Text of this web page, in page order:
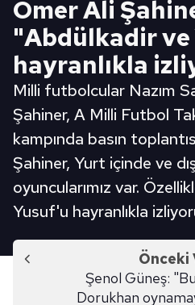
Ömer Ali
"Abdülkadir
hayranlıkla
Milli futbolcular Nazım
Şahiner, A Milli Futbol
kampında basın
Şahiner, Yurt içinde ve
oyuncularımız var.
Yusuf'u hayranlıkla
Önceki
Şenol Güneş:
Dorukhan